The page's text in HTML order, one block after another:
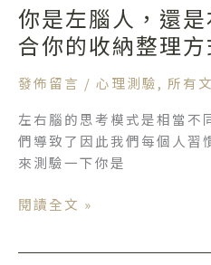
的
行
分
析！
｜
收
知
你是左腦人，還
合你的收納整理
發佈留言 / 心理測驗, 所有
左右腦的思考模式是相當不
們導致了因此我們每個人習
來測驗一下你是
左
腦
人，
還
右
腦
人？
到
合
閱讀全文 »